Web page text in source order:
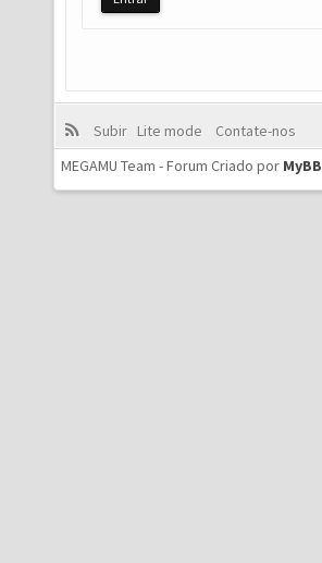
Subir Lite mode
Contate-nos
MEGAMU Team - Forum Criado por MyBB